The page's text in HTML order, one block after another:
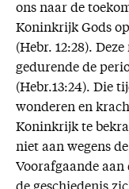
ons naar de
Koninkrijk Gods
(Hebr. 12:28).
gedurende de
(Hebr.13:24). Die
wonderen en
Koninkrijk te
niet aan wegens
Voorafgaande aan